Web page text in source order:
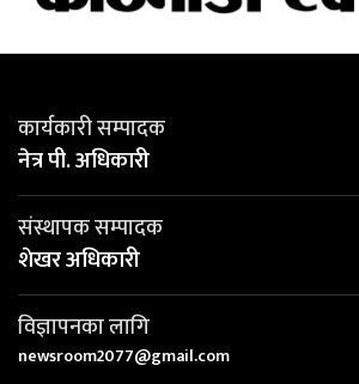
कार्यकारी सम्पादक
नेत्र पी. अधिकारी
संस्थापक सम्पादक
शेखर अधिकारी
विज्ञापनका लागि
newsroom2077@gmail.com